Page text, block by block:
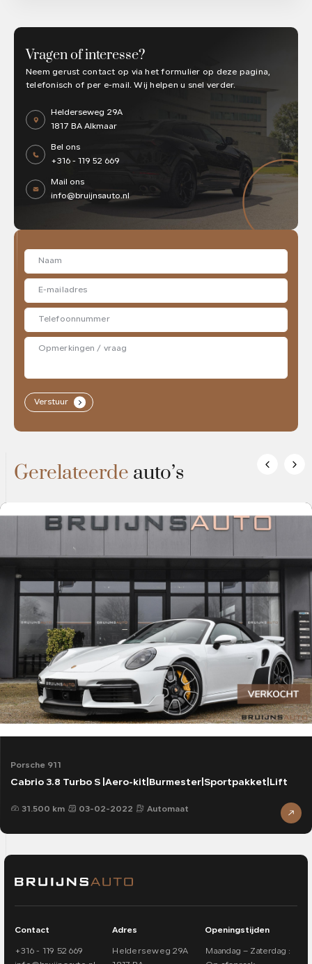
Vragen of interesse?
Neem gerust contact op via het formulier op deze pagina,
telefonisch of per e-mail. Wij helpen u snel verder.
Helderseweg 29A
1817 BA Alkmaar
Bel ons
+316 - 119 52 669
Mail ons
info@bruijnsauto.nl
Verstuur .
Gerelateerde auto’s
Porsche 911
Cabrio 3.8 Turbo S |Aero-kit|Burmester|Sportpakket|Lift
31.500 km 03-02-2022 Automaat
Contact
+316 - 119 52 669
Adres
Helderseweg 29A
Openingstijden
Maandag – Zaterdag :